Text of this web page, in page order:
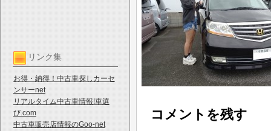
リンク集
お得・納得！中古車探しカーセ
ンサーnet
リアルタイム中古車情報!車選
び.com
中古車販売店情報のGoo-net
コメントを残す